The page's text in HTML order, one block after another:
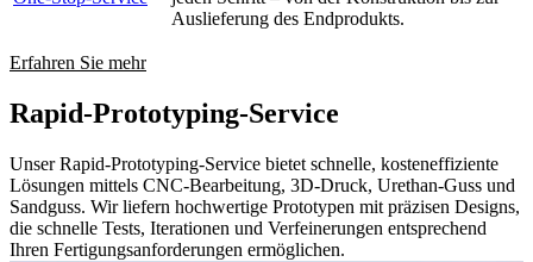
Auslieferung des Endprodukts.
Erfahren Sie mehr
Rapid-Prototyping-Service
Unser Rapid-Prototyping-Service bietet schnelle, kosteneffiziente
Lösungen mittels CNC-Bearbeitung, 3D-Druck, Urethan-Guss und
Sandguss. Wir liefern hochwertige Prototypen mit präzisen Designs,
die schnelle Tests, Iterationen und Verfeinerungen entsprechend
Ihren Fertigungsanforderungen ermöglichen.